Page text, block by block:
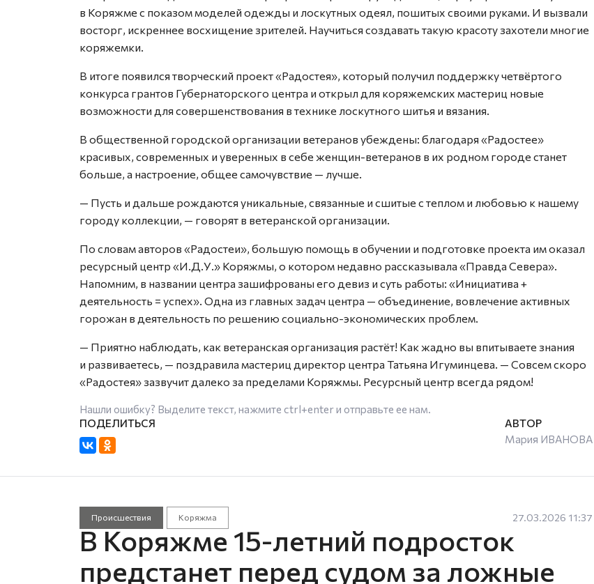
в Коряжме с показом моделей одежды и лоскутных одеял, пошитых своими руками. И вызвали
восторг, искреннее восхищение зрителей. Научиться создавать такую красоту захотели многие
коряжемки.
В итоге появился творческий проект «Радостея», который получил поддержку четвёртого
конкурса грантов Губернаторского центра и открыл для коряжемских мастериц новые
возможности для совершенствования в технике лоскутного шитья и вязания.
В общественной городской организации ветеранов убеждены: благодаря «Радостее»
красивых, современных и уверенных в себе женщин-ветеранов в их родном городе станет
больше, а настроение, общее самочувствие — лучше.
— Пусть и дальше рождаются уникальные, связанные и сшитые с теплом и любовью к нашему
городу коллекции, — говорят в ветеранской организации.
По словам авторов «Радостеи», большую помощь в обучении и подготовке проекта им оказал
ресурсный центр «И.Д.У.» Коряжмы, о котором недавно рассказывала «Правда Севера».
Напомним, в названии центра зашифрованы его девиз и суть работы: «Инициатива +
деятельность = успех». Одна из главных задач центра — объединение, вовлечение активных
горожан в деятельность по решению социально-экономических проблем.
— Приятно наблюдать, как ветеранская организация растёт! Как жадно вы впитываете знания
и развиваетесь, — поздравила мастериц директор центра Татьяна Игуминцева. — Совсем скоро
«Радостея» зазвучит далеко за пределами Коряжмы. Ресурсный центр всегда рядом!
Нашли ошибку? Выделите текст, нажмите ctrl+enterи отправьте ее нам.
Мария ИВАНОВА
Происшествия Коряжма 27.03.2026 11:37
В Коряжме 15-летний подросток
предстанет перед судом за ложные